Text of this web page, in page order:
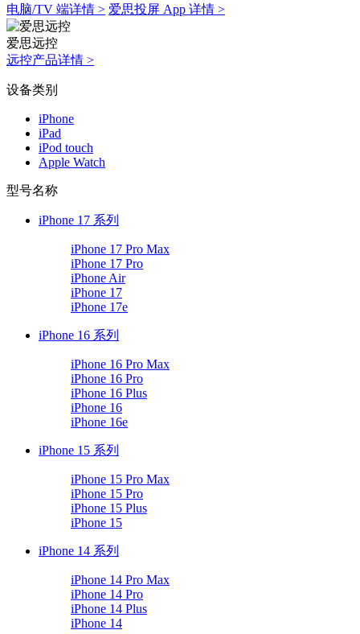
电脑/TV 端详情 > 爱思投屏 App 详情 >
爱思远控
远控产品详情 >
设备类别
iPhone
iPad
iPod touch
Apple Watch
型号名称
iPhone 17 系列
iPhone 17 Pro Max
iPhone 17 Pro
iPhone Air
iPhone 17
iPhone 17e
iPhone 16 系列
iPhone 16 Pro Max
iPhone 16 Pro
iPhone 16 Plus
iPhone 16
iPhone 16e
iPhone 15 系列
iPhone 15 Pro Max
iPhone 15 Pro
iPhone 15 Plus
iPhone 15
iPhone 14 系列
iPhone 14 Pro Max
iPhone 14 Pro
iPhone 14 Plus
iPhone 14